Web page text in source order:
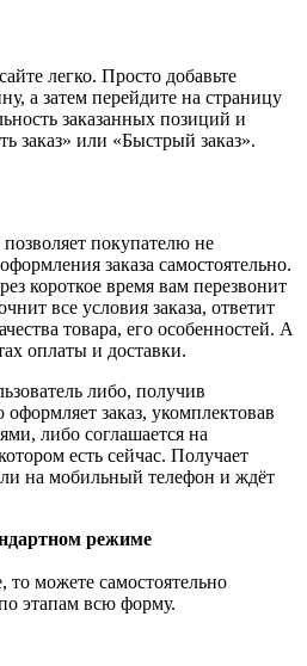
легко. Просто добавьте
а затем перейдите на страницу
заказанных позиций и
заказ» или «Быстрый заказ».
покупателю не
заказа самостоятельно.
короткое время вам перезвонит
все условия заказа, ответит
товара, его особенностей. А
оплаты и доставки.
либо, получив
оформляет заказ, укомплектовав
либо соглашается на
есть сейчас. Получает
на мобильный телефон и ждёт
режиме
можете самостоятельно
этапам всю форму.